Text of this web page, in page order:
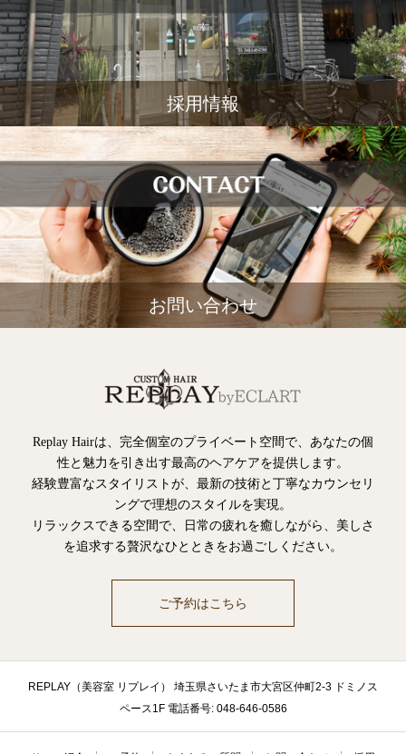
採用情報
お問い合わせ
Replay Hairは、完全個室のプライベート空間で、あなたの個
性と魅力を引き出す最高のヘアケアを提供します。
経験豊富なスタイリストが、最新の技術と丁寧なカウンセリ
ングで理想のスタイルを実現。
リラックスできる空間で、日常の疲れを癒しながら、美しさ
を追求する贅沢なひとときをお過ごしください。
ご予約はこちら
REPLAY（美容室 リプレイ） 埼玉県さいたま市大宮区仲町2-3 ドミノス
ペース1F 電話番号: 048-646-0586